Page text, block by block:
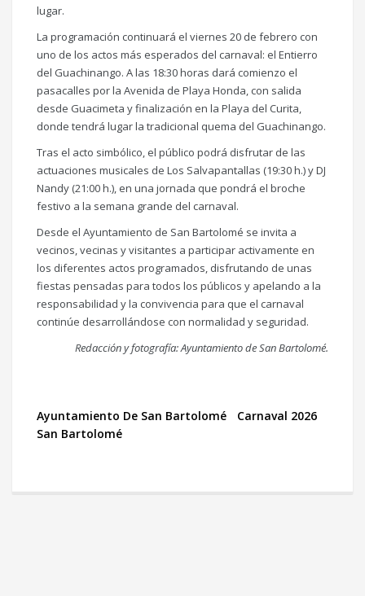
lugar.
La programación continuará el viernes 20 de febrero con
uno de los actos más esperados del carnaval: el Entierro
del Guachinango. A las 18:30 horas dará comienzo el
pasacalles por la Avenida de Playa Honda, con salida
desde Guacimeta y finalización en la Playa del Curita,
donde tendrá lugar la tradicional quema del Guachinango.
Tras el acto simbólico, el público podrá disfrutar de las
actuaciones musicales de Los Salvapantallas (19:30 h.) y DJ
Nandy (21:00 h.), en una jornada que pondrá el broche
festivo a la semana grande del carnaval.
Desde el Ayuntamiento de San Bartolomé se invita a
vecinos, vecinas y visitantes a participar activamente en
los diferentes actos programados, disfrutando de unas
fiestas pensadas para todos los públicos y apelando a la
responsabilidad y la convivencia para que el carnaval
continúe desarrollándose con normalidad y seguridad.
Redacción y fotografía: Ayuntamiento de San Bartolomé.
Ayuntamiento De San Bartolomé
Carnaval 2026
San Bartolomé